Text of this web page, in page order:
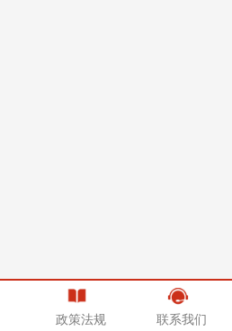
政策法规 联系我们